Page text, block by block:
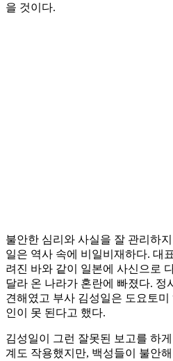
을 것이다.
불안한 심리와 사실을 잘 관리하
일은 역사 속에 비일비재하다. 대
려진 바와 같이 일본에 사신으로
달라 온 나라가 혼란에 빠졌다. 정
견해였고 부사 김성일은 도요토
인이 못 된다고 했다.
김성일이 그런 잘못된 보고를 하
계도 작용했지만, 백성들이 불안